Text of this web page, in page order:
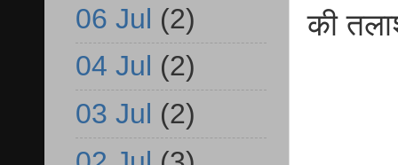
की
06 Jul (2)
04 Jul (2)
03 Jul (2)